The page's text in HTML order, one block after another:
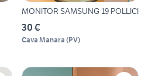
MONITOR SAMSUNG 19 POLLICI
30 €
Cava Manara (PV)